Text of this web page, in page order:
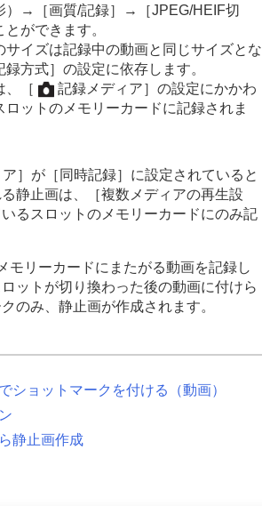
ダーにRAW動画を出力する
イブ配信する
と
る
）→ ［画質/記録］ →
［JPEG/HEIF切
ができます。
サイズは記録中の動画と同じサイズとな
録方式］の設定に依存します。
［ 記録メディア］ の設定にかかわ
ロットのメモリーカードに記録されま
］ が［同時記録］ に設定されていると
静止画は、
［複数メディアの再生設
るスロットのメモリーカードにのみ記
モリーカードにまたがる動画を記録し
ットが切り換わった後の動画に付けら
のみ、静止画が作成されます。
ショットマークを付ける（動画）
静止画作成